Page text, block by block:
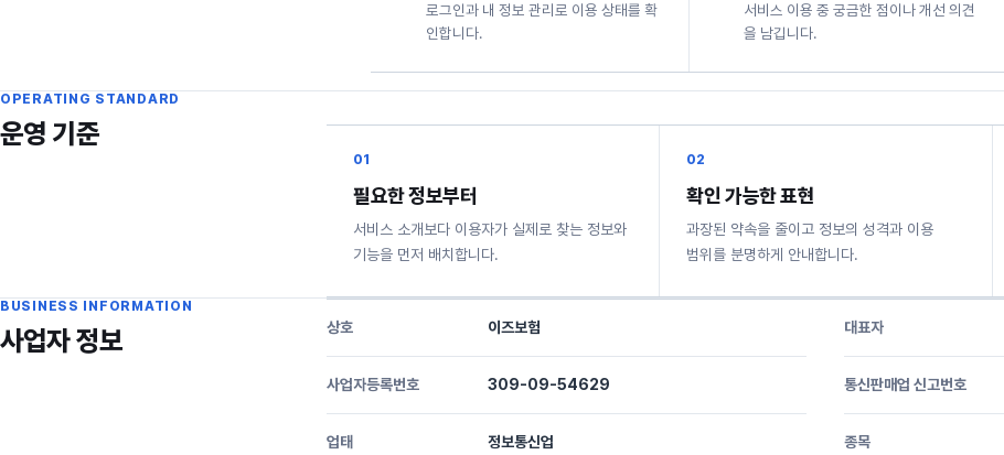
로그인과 내 정보 관리로 이용 상태를 확
인합니다.
서비스 이용 중 궁금한 점이나 개선 의견
을 남깁니다.
OPERATING STANDARD
운영 기준
01
필요한 정보부터
서비스 소개보다 이용자가 실제로 찾는 정보와
기능을 먼저 배치합니다.
02
확인 가능한 표현
과장된 약속을 줄이고 정보의 성격과 이용
범위를 분명하게 안내합니다.
BUSINESS INFORMATION
사업자 정보 상호 이즈보험 대표자
사업자등록번호 309-09-54629 통신판매업 신고번호
업태 정보통신업 종목